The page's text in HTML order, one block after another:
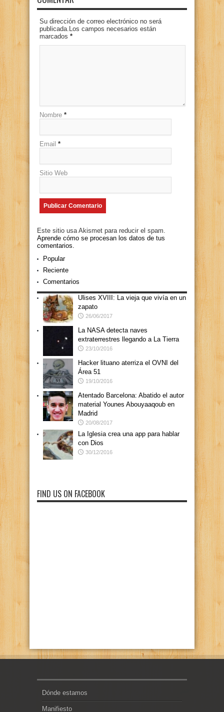
Su dirección de correo electrónico no será
publicada.Los campos necesarios están
marcados *
Nombre *
Email *
Sitio Web
Este sitio usa Akismet para reducir el spam.
Aprende cómo se procesan los datos de tus
comentarios.
Popular
Reciente
Comentarios
Ulises XVIII: La vieja que vivía en un
zapato
26/06/2017
La NASA detecta naves
extraterrestres llegando a La Tierra
23/10/2016
Hacker lituano aterriza el OVNI del
Área 51
19/10/2016
Atentado Barcelona: Abatido el autor
material Younes Abouyaaqoub en
Madrid
20/08/2017
La Iglesia crea una app para hablar
con Dios
30/12/2016
FIND US ON FACEBOOK
Dónde estamos
Manifiesto